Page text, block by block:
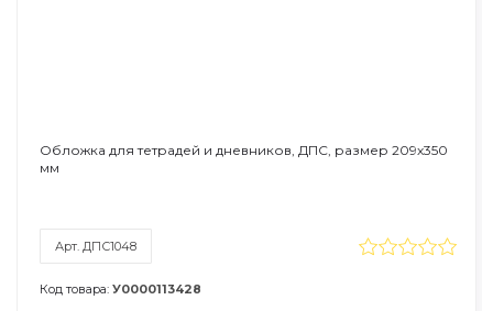
Обложка для тетрадей и дневников, ДПС, размер 209х350
мм
Арт. ДПС1048
Код товара: У0000113428